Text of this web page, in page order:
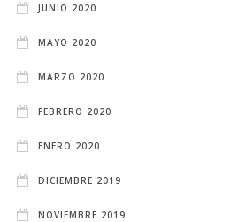
JUNIO 2020
MAYO 2020
MARZO 2020
FEBRERO 2020
ENERO 2020
DICIEMBRE 2019
NOVIEMBRE 2019